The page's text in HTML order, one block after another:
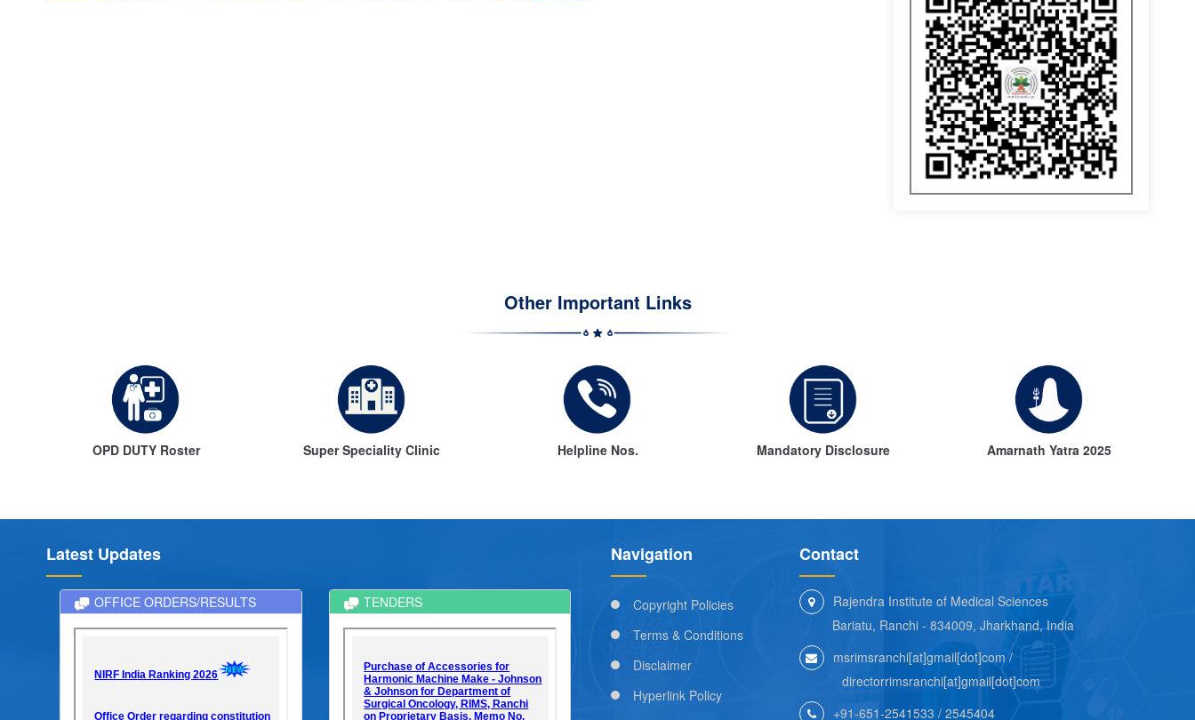
Other Important Links
Super Speciality Clinic Helpline Nos. Mandatory Disclosure Amarnath Yatra 2025 Annual Hospital Statistics
Latest Updates
OFFICE ORDERS/RESULTS TENDERS
Navigation
Copyright Policies
Terms & Conditions
Disclaimer
Hyperlink Policy
Contact
Rajendra Institute of Medical Sciences
Bariatu, Ranchi - 834009, Jharkhand, India
msrimsranchi[at]gmail[dot]com /
directorrimsranchi[at]gmail[dot]com
+91-651-2541533 / 2545404